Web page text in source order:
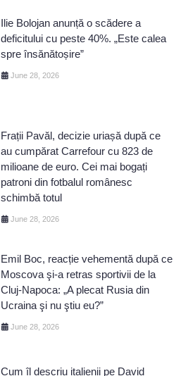
Ilie Bolojan anunță o scădere a
deficitului cu peste 40%. „Este calea
spre însănătoșire”
June 28, 2026
Frații Pavăl, decizie uriașă după ce
au cumpărat Carrefour cu 823 de
milioane de euro. Cei mai bogați
patroni din fotbalul românesc
schimbă totul
June 28, 2026
Emil Boc, reacție vehementă după ce
Moscova şi-a retras sportivii de la
Cluj-Napoca: „A plecat Rusia din
Ucraina şi nu ştiu eu?”
June 28, 2026
Cum îl descriu italienii pe David